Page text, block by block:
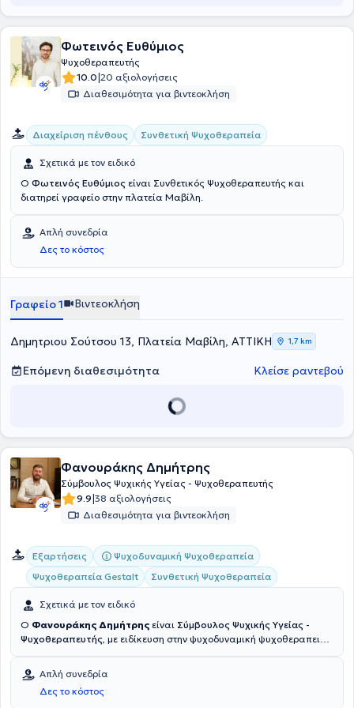
Φωτεινός Ευθύμιος
Ψυχοθεραπευτής
10.0|20 αξιολογήσεις
Διαθεσιμότητα για βιντεοκλήση
Διαχείριση πένθους Συνθετική Ψυχοθεραπεία
Σχετικά με τον ειδικό
Ο Φωτεινός Ευθύμιος είναι Συνθετικός Ψυχοθεραπευτής και
διατηρεί γραφείο στην πλατεία Μαβίλη.
Απλή συνεδρία
Δες το κόστος
Γραφείο 1 Βιντεοκλήση
Δημητριου Σούτσου 13, Πλατεία Μαβίλη, ΑΤΤΙΚΗ 1,7 km
Επόμενη διαθεσιμότητα Κλείσε ραντεβού
Φανουράκης Δημήτρης
Σύμβουλος Ψυχικής Υγείας - Ψυχοθεραπευτής
9.9|38 αξιολογήσεις
Διαθεσιμότητα για βιντεοκλήση
Εξαρτήσεις
Ψυχοδυναμική Ψυχοθεραπεία
Ψυχοθεραπεία Gestalt
Συνθετική Ψυχοθεραπεία
Σχετικά με τον ειδικό
O Φανουράκης Δημήτρης είναι Σύμβουλος Ψυχικής Υγείας -
Ψυχοθεραπευτής, με ειδίκευση στην ψυχοδυναμική ψυχοθεραπεια
της στάσης του μετρό)
εκπαίδευση σε συνθετική προσέγγιση (Counselling and
Psychotherapy) από το Athens Synthesis Center. Μετεκπαίδευση
Απλή συνεδρία
Δες το κόστος